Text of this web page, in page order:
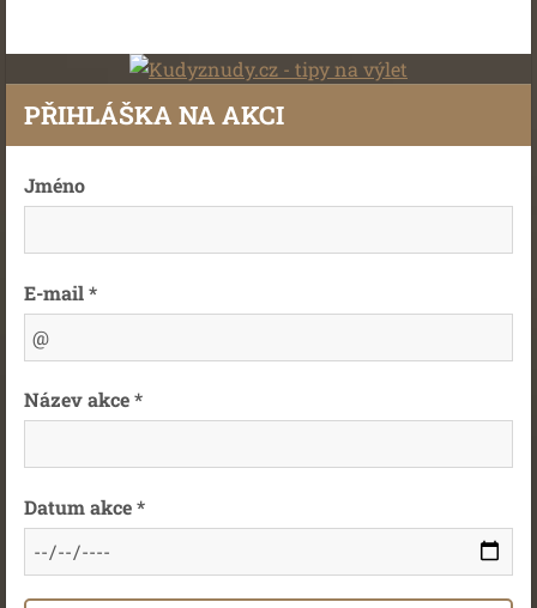
PŘIHLÁŠKA NA AKCI
Jméno
E-mail *
Název akce *
Datum akce *